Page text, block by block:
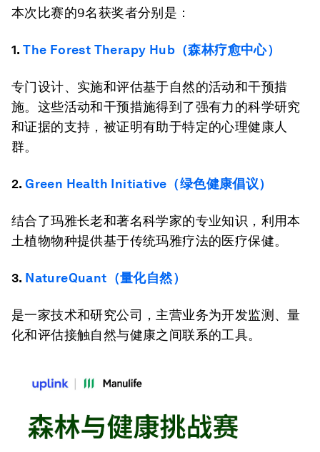
本次比赛的9名获奖者分别是：
1.The Forest Therapy Hub（森林疗愈中心）
专门设计、实施和评估基于自然的活动和干预措
施。这些活动和干预措施得到了强有力的科学研究
和证据的支持，被证明有助于特定的心理健康人
群。
2.Green Health Initiative（绿色健康倡议）
结合了玛雅长老和著名科学家的专业知识，利用本
土植物物种提供基于传统玛雅疗法的医疗保健。
3. NatureQuant（量化自然）
是一家技术和研究公司，主营业务为开发监测、量
化和评估接触自然与健康之间联系的工具。